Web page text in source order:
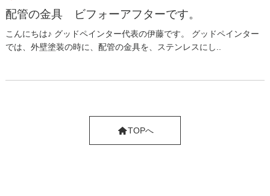
配管の金具 ビフォーアフターです。
こんにちは♪ グッドペインター代表の伊藤です。 グッドペインター
では、外壁塗装の時に、配管の金具を、ステンレスにし..
TOPへ